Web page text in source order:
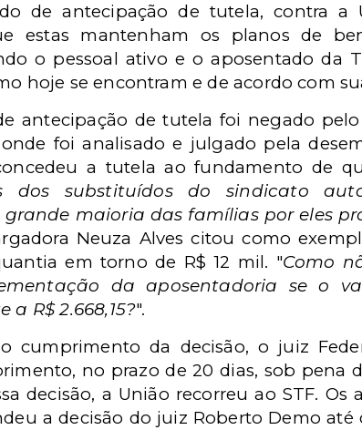
de antecipação de tutela, contra a
estas mantenham os planos de
o pessoal ativo e o aposentado da
hoje se encontram e de acordo com
antecipação de tutela foi negado
foi analisado e julgado pela
a tutela ao fundamento de
dos substituídos do sindicato
maioria das famílias por eles
Neuza Alves citou como
em torno de R$ 12 mil. "Como
da aposentadoria se o
R$ 2.668,15?".
cumprimento da decisão, o juiz
no prazo de 20 dias, sob pena
decisão, a União recorreu ao STF.
a decisão do juiz Roberto Demo